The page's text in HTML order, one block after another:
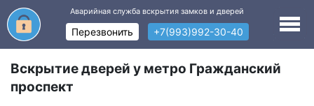
Аварийная служба вскрытия замков и дверей
Перезвонить +7(993)992-30-40
Вскрытие дверей у метро Гражданский
проспект